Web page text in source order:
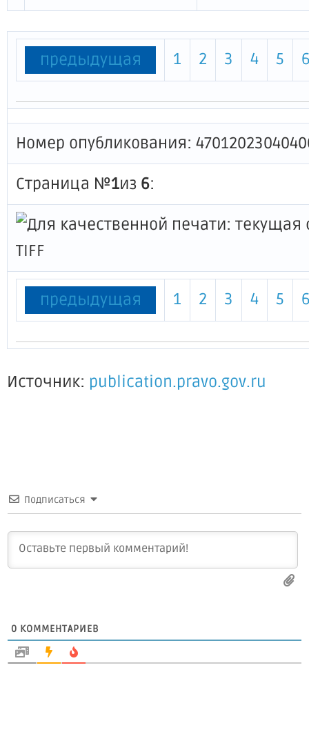
предыдущая 1 2 3 4 5
Номер опубликования:
Страница №1из 6:
предыдущая 1 2 3 4 5
Источник: publication.pravo.gov.ru
Подписаться
0 КОММЕНТАРИЕВ